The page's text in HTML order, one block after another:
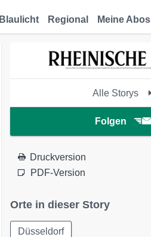
Blaulicht Regional Meine Abos
Alle Storys
Folgen
Druckversion
PDF-Version
Orte in dieser Story
Düsseldorf